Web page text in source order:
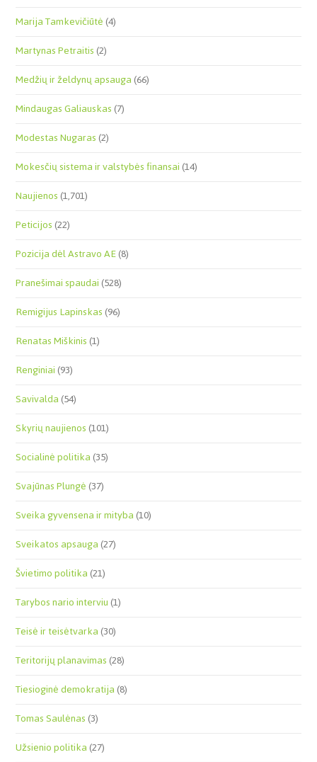
Marija Tamkevičiūtė(4)
Martynas Petraitis(2)
Medžių ir želdynų apsauga(66)
Mindaugas Galiauskas(7)
Modestas Nugaras(2)
Mokesčių sistema ir valstybės finansai(14)
Naujienos(1,701)
Peticijos(22)
Pozicija dėl Astravo AE(8)
Pranešimai spaudai(528)
Remigijus Lapinskas(96)
Renatas Miškinis(1)
Renginiai(93)
Savivalda(54)
Skyrių naujienos(101)
Socialinė politika(35)
Svajūnas Plungė(37)
Sveika gyvensena ir mityba(10)
Sveikatos apsauga(27)
Švietimo politika(21)
Tarybos nario interviu(1)
Teisė ir teisėtvarka(30)
Teritorijų planavimas(28)
Tiesioginė demokratija(8)
Tomas Saulėnas(3)
Užsienio politika(27)